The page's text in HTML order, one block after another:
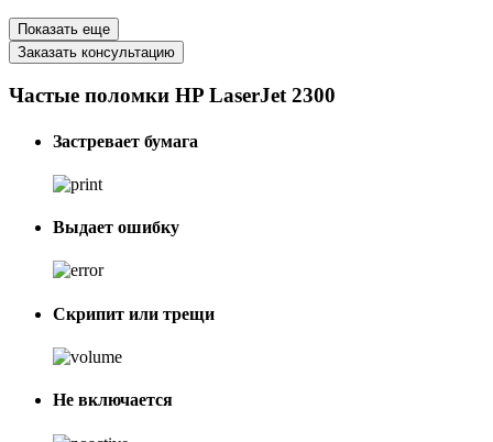
Показать еще
Заказать консультацию
Частые поломки HP LaserJet 2300
Застревает бумага
Выдает ошибку
Скрипит или трещи
Не включается